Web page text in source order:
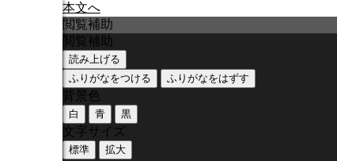
本文へ
閲覧補助
閲覧補助
読み上げる
ふりがなをつける
ふりがなをはずす
背景色
白 青 黒
文字サイズ
標準 拡大